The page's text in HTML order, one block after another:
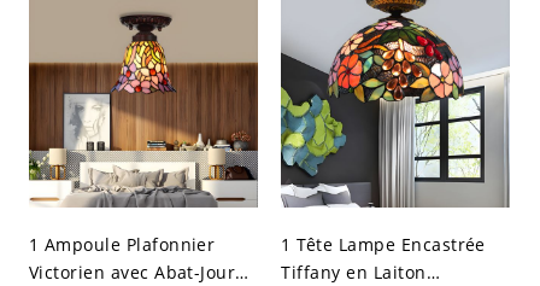
1 Ampoule Plafonnier
Victorien avec Abat-Jour
1 Tête Lampe Encastrée
Tiffany en Laiton